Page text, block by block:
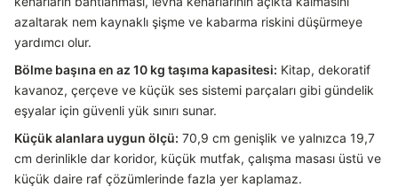
azaltarak nem kaynaklı şişme ve kabarma riskini düşürmeye
yardımcı olur.
Bölme başına en az 10 kg taşıma kapasitesi: Kitap, dekoratif
kavanoz, çerçeve ve küçük ses sistemi parçaları gibi gündelik
eşyalar için güvenli yük sınırı sunar.
Küçük alanlara uygun ölçü: 70,9 cm genişlik ve yalnızca 19,7
cm derinlikle dar koridor, küçük mutfak, çalışma masası üstü ve
küçük daire raf çözümlerinde fazla yer kaplamaz.